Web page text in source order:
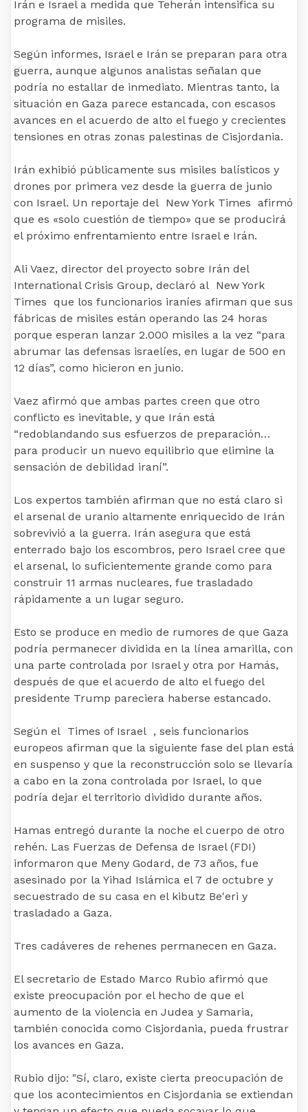
Irán e Israel a medida que Teherán intensifica su
programa de misiles.
Según informes, Israel e Irán se preparan para otra
guerra, aunque algunos analistas señalan que
podría no estallar de inmediato. Mientras tanto, la
situación en Gaza parece estancada, con escasos
avances en el acuerdo de alto el fuego y crecientes
tensiones en otras zonas palestinas de Cisjordania.
Irán exhibió públicamente sus misiles balísticos y
drones por primera vez desde la guerra de junio
con Israel. Un reportaje del New York Times afirmó
que es «solo cuestión de tiempo» que se producirá
el próximo enfrentamiento entre Israel e Irán.
Ali Vaez, director del proyecto sobre Irán del
International Crisis Group, declaró al New York
Times que los funcionarios iraníes afirman que sus
fábricas de misiles están operando las 24 horas
porque esperan lanzar 2.000 misiles a la vez “para
abrumar las defensas israelíes, en lugar de 500 en
12 días”, como hicieron en junio.
Vaez afirmó que ambas partes creen que otro
conflicto es inevitable, y que Irán está
“redoblandando sus esfuerzos de preparación…
para producir un nuevo equilibrio que elimine la
sensación de debilidad iraní”.
Los expertos también afirman que no está claro si
el arsenal de uranio altamente enriquecido de Irán
sobrevivió a la guerra. Irán asegura que está
enterrado bajo los escombros, pero Israel cree que
el arsenal, lo suficientemente grande como para
construir 11 armas nucleares, fue trasladado
rápidamente a un lugar seguro.
Esto se produce en medio de rumores de que Gaza
podría permanecer dividida en la línea amarilla, con
una parte controlada por Israel y otra por Hamás,
después de que el acuerdo de alto el fuego del
presidente Trump pareciera haberse estancado.
Según el Times of Israel , seis funcionarios
europeos afirman que la siguiente fase del plan está
en suspenso y que la reconstrucción solo se llevaría
a cabo en la zona controlada por Israel, lo que
podría dejar el territorio dividido durante años.
Hamas entregó durante la noche el cuerpo de otro
rehén. Las Fuerzas de Defensa de Israel (FDI)
informaron que Meny Godard, de 73 años, fue
asesinado por la Yihad Islámica el 7 de octubre y
secuestrado de su casa en el kibutz Be'eri y
trasladado a Gaza.
Tres cadáveres de rehenes permanecen en Gaza.
El secretario de Estado Marco Rubio afirmó que
existe preocupación por el hecho de que el
aumento de la violencia en Judea y Samaria,
también conocida como Cisjordania, pueda frustrar
los avances en Gaza.
Rubio dijo: "Sí, claro, existe cierta preocupación de
que los acontecimientos en Cisjordania se extiendan